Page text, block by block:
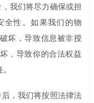
我们将尽力确保或担
全性。如果我们的物
坏，导致信息被非授
，导致你的合法权益
，我们将按照法律法